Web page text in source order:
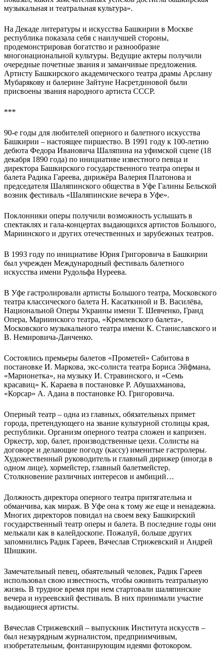
музыкальная и театральная культура».
На Декаде литературы и искусства Башкирии в Москве
республика показала себя с наилучшей стороны,
продемонстрировав богатство и разнообразие
многонациональной культуры. Ведущие актеры получили
очередные почетные звания и заманчивые предложения.
Артисту Башкирского академического театра драмы Арслану
Мубарякову и балерине Зайтуне Насретдиновой были
присвоены звания народного артиста СССР.
***
90-е годы для любителей оперного и балетного искусства
Башкирии – настоящее пиршество. В 1991 году к 100-летию
дебюта Федора Ивановича Шаляпина на уфимской сцене (18
декабря 1890 года) по инициативе известного певца и
директора Башкирского государственного театра оперы и
балета Радика Гареева, дирижёра Валерия Платонова и
председателя Шаляпинского общества в Уфе Галины Бельской
возник фестиваль «Шаляпинские вечера в Уфе».
Поклонники оперы получили возможность услышать в
спектаклях и гала-концертах выдающихся артистов Большого,
Мариинского и других отечественных и зарубежных театров.
В 1993 году по инициативе Юрия Григоровича в Башкирии
был учрежден Международный фестиваль балетного
искусства имени Рудольфа Нуреева.
В Уфе гастролировали артисты Большого театра, Московского
театра классического балета Н. Касаткиной и В. Василёва,
Национальной Оперы Украины имени Т. Шевченко, Гранд
Опера, Мариинского театра, «Кремлевского балета»,
Московского музыкального театра имени К. Станиславского и
В. Немировича-Данченко.
Состоялись премьеры балетов «Прометей» Сабитова в
постановке И. Маркова, экс-солиста театра Бориса Эйфмана,
«Марионетка», на музыку И. Стравинского, и «Семь
красавиц» К. Караева в постановке Р. Абушахманова,
«Корсар» А. Адана в постановке Ю. Григоровича.
Оперный театр – одна из главных, обязательных примет
города, претендующего на звание культурной столицы края,
республики. Организм оперного театра сложен и капризен.
Оркестр, хор, балет, производственные цехи. Солисты на
договоре и делающие погоду (кассу) именитые гастролеры.
Художественный руководитель и главный дирижер (иногда в
одном лице), хормейстер, главный балетмейстер.
Столкновение различных интересов и амбиций…
Должность директора оперного театра притягательна и
обманчива, как мираж. В Уфе она к тому же еще и ненадежна.
Многих директоров повидал на своем веку Башкирский
государственный театр оперы и балета. В последние годы они
мелькали как в калейдоскопе. Пожалуй, больше других
запомнились Радик Гареев, Вячеслав Стрижевский и Андрей
Шишкин.
Замечательный певец, обаятельный человек, Радик Гареев
использовал свою известность, чтобы оживить театральную
жизнь. В трудное время при нем стартовали шаляпинские
вечера и нуреевский фестиваль. В них принимали участие
выдающиеся артисты.
Вячеслав Стрижевский – выпускник Института искусств –
был незаурядным журналистом, предприимчивым,
изобретательным, фонтанирующим идеями фотокором.